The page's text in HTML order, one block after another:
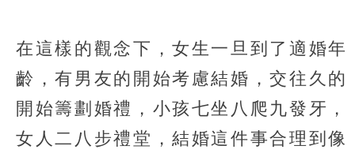
在這樣的觀念下，女生一旦到了適婚年
齡，有男友的開始考慮結婚，交往久的
開始籌劃婚禮，小孩七坐八爬九發牙，
女人二八步禮堂，結婚這件事合理到像